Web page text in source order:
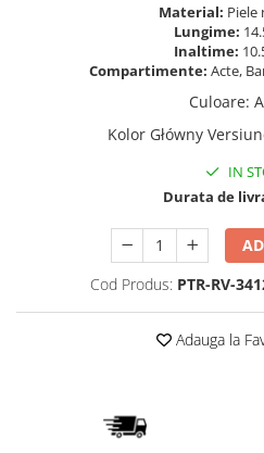
Material: Piele
Lungime:
Inaltime:
Compartimente: Acte,
Culoare:
Kolor Główny
IN
Durata de
Cod Produs: PTR-RV-
Adauga la